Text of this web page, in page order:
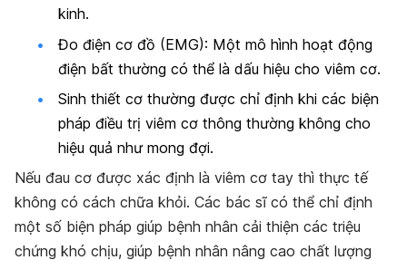
kinh.
Đo điện cơ đồ (EMG): Một mô hình hoạt động
điện bất thường có thể là dấu hiệu cho viêm cơ.
Sinh thiết cơ thường được chỉ định khi các biện
pháp điều trị viêm cơ thông thường không cho
hiệu quả như mong đợi.
Nếu đau cơ được xác định là viêm cơ tay thì thực tế
không có cách chữa khỏi. Các bác sĩ có thể chỉ định
một số biện pháp giúp bệnh nhân cải thiện các triệu
chứng khó chịu, giúp bệnh nhân nâng cao chất lượng